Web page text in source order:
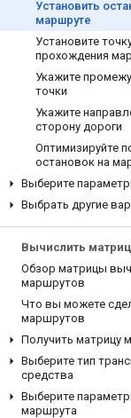
Установить
маршруте
Установите
прохождения
Укажите
точки
Укажите
сторону дороги
Оптимизируйте
остановок на
Выберите
Выбрать другие
Вычислить
Обзор матрицы
маршрутов
Что вы можете
маршрутов
Получить матрицу
Выберите тип
средства
Выберите
маршрута